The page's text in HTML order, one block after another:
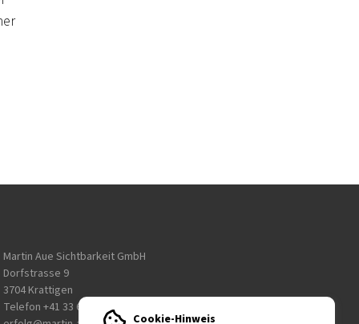
Martin Aue Sichtbarkeit GmbH
Dorfstrasse 9
3704 Krattigen
Telefon +41 33 650 10 10
Cookie-Hinweis